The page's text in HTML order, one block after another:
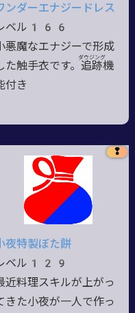
ンダーエナジードレス
ベル166
悪魔なエナジーで形成
た触手衣です。追
ダウジング
跡機
付き
❢
夜特製ぼた餅
ベル129
近料理スキルが上がっ
きた小夜が一人で作っ